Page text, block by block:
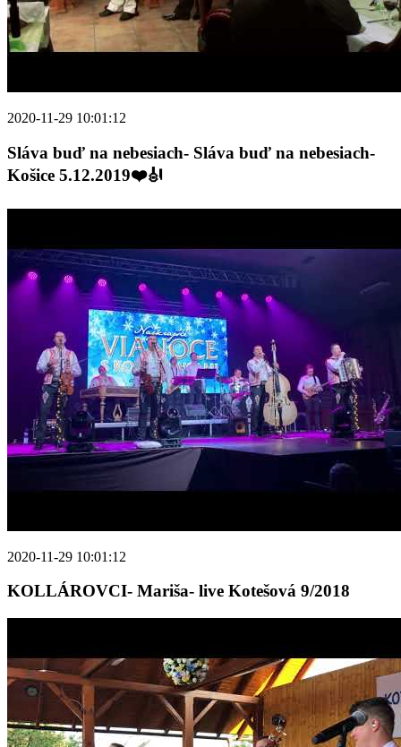
2020-11-29 10:01:12
Sláva buď na nebesiach- Sláva buď na nebesiach-
Košice 5.12.2019❤️🎻
2020-11-29 10:01:12
KOLLÁROVCI- Mariša- live Kotešová 9/2018